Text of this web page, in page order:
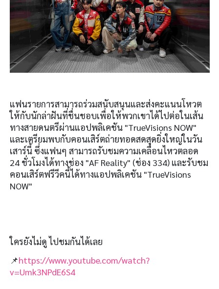
แฟนรายการสามารถร่วมสนับสนุนและส่งคะแนนโหวต
ให้กับนักล่าฝันที่ชื่นชอบเพื่อให้พวกเขาได้ไปต่อในเส้น
ทางสายดนตรีผ่านแอปพลิเคชัน "TrueVisions NOW"
และเตรียมพบกับคอนเสิร์ตถ่ายทอดสดสุดยิ่งใหญ่ในวัน
เสาร์นี้ ซึ่งแฟนๆ สามารถรับชมความเคลื่อนไหวตลอด
24 ชั่วโมงได้ทางช่อง "AF Reality" (ช่อง 334) และรับชม
คอนเสิร์ตฟรีวีคนี้ได้ทางแอปพลิเคชัน "TrueVisions
NOW"
ใครยังไม่ดู ไปชมกันได้เลย
📌https://www.youtube.com/watch?
v=Umk3NPdE6S4